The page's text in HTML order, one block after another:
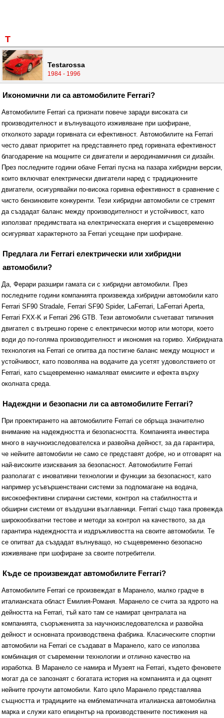
T
Testarossa
1984 - 1996
Икономични ли са автомобилите Ferrari?
Автомобилите Ferrari са признати повече заради високата си
производителност и вълнуващото изживяване при шофиране,
отколкото заради горивната си ефективност. Автомобилите на Ferrari
често дават приоритет на представянето пред горивната ефективност
благодарение на мощните си двигатели и аеродинамичния си дизайн.
През последните години обаче Ferrari пусна на пазара хибридни версии,
които включват електрически двигатели наред с традиционните
двигатели, осигурявайки по-висока горивна ефективност в сравнение с
чисто бензиновите конкуренти. Тези хибридни автомобили се стремят
да създадат баланс между производителност и устойчивост, като
използват предимствата на електрическата енергия и същевременно
осигуряват характерното за Ferrari усещане при шофиране.
Предлага ли Ferrari електрически или хибридни
автомобили?
Да, Ферари разшири гамата си с хибридни автомобили. През
последните години компанията произвежда хибридни автомобили като
Ferrari SF90 Stradale, Ferrari SF90 Spider, LaFerrari, LaFerrari Aperta,
Ferrari FXX-K и Ferrari 296 GTB. Тези автомобили съчетават типичния
двигател с вътрешно горене с електрически мотор или мотори, което
води до по-голяма производителност и икономия на гориво. Хибридната
технология на Ferrari се опитва да постигне баланс между мощност и
устойчивост, като позволява на водачите да усетят удоволствието от
Ferrari, като същевременно намаляват емисиите и ефекта върху
околната среда.
Надеждни и безопасни ли са автомобилите Ferrari?
При проектирането на автомобилите Ferrari се обръща значително
внимание на надеждността и безопасността. Компанията инвестира
много в научноизследователска и развойна дейност, за да гарантира,
че нейните автомобили не само се представят добре, но и отговарят на
най-високите изисквания за безопасност. Автомобилите Ferrari
разполагат с иновативни технологии и функции за безопасност, като
например усъвършенствани системи за подпомагане на водача,
високоефективни спирачни системи, контрол на стабилността и
обширни системи от въздушни възглавници. Ferrari също така провежда
широкообхватни тестове и методи за контрол на качеството, за да
гарантира надеждността и издръжливостта на своите автомобили. Те
се опитват да създадат вълнуващо, но същевременно безопасно
изживяване при шофиране за своите потребители.
Къде се произвеждат автомобилите Ferrari?
Автомобилите Ferrari се произвеждат в Маранело, малко градче в
италианската област Емилия-Романя. Маранело се счита за ядрото на
дейността на Ferrari, тъй като там се намират централата на
компанията, съоръженията за научноизследователска и развойна
дейност и основната производствена фабрика. Класическите спортни
автомобили на Ferrari се създават в Маранело, като се използва
комбинация от съвременни технологии и отлично качество на
изработка. В Маранело се намира и Музеят на Ferrari, където феновете
могат да се запознаят с богатата история на компанията и да оценят
нейните прочути автомобили. Като цяло Маранело представлява
същността и традициите на емблематичната италианска автомобилна
марка и служи като епицентър на производствените постижения на